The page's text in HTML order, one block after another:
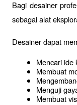
Bagi desainer
sebagai alat
Desainer dapat
Mencari ide
Membuat
Menguji
Membuat